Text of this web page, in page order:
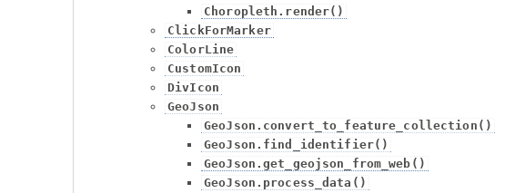
Choropleth.render()
ClickForMarker
ColorLine
CustomIcon
DivIcon
GeoJson
GeoJson.convert_to_feature_collection()
GeoJson.find_identifier()
GeoJson.get_geojson_from_web()
GeoJson.process_data()